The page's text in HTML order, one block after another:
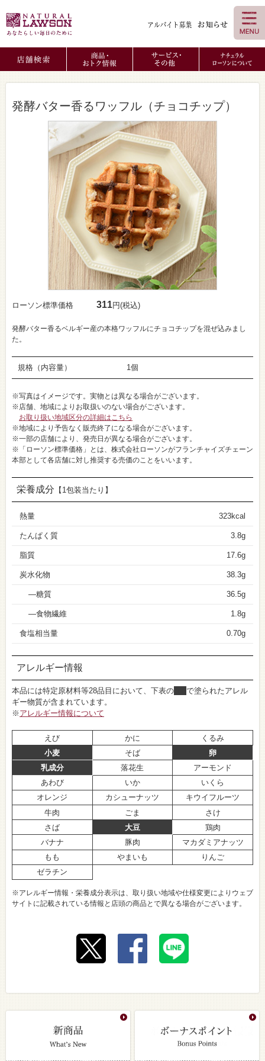
発酵バター香るワッフル（チョコチップ）
ローソン標準価格 311円(税込)
発酵バター香るベルギー産の本格ワッフルにチョコチップを混ぜ込みまし
た。
規格（内容量） 1個
※写真はイメージです。実物とは異なる場合がございます。
※店舗、地域によりお取扱いのない場合がございます。
お取り扱い地域区分の詳細はこちら
※地域により予告なく販売終了になる場合がございます。
※一部の店舗により、発売日が異なる場合がございます。
※「ローソン標準価格」とは、株式会社ローソンがフランチャイズチェーン
本部として各店舗に対し推奨する売価のことをいいます。
栄養成分 【1包装当たり】
熱量 323kcal
たんぱく質 3.8g
脂質 17.6g
炭水化物 38.3g
糖質 36.5g
食物繊維 1.8g
食塩相当量 0.70g
アレルギー情報
本品には特定原材料等28品目において、下表の
で塗られたアレル
ギー物質が含まれています。
※ アレルギー情報について
えび かに
くるみ
小麦
そば
卵
乳成分
落花生
アーモンド
あわび
いか
いくら
オレンジ
カシューナッツ
キウイフルーツ
牛肉
ごま
さけ
さば
大豆
鶏肉
バナナ
豚肉
マカダミアナッツ
もも
やまいも
りんご
ゼラチン
※アレルギー情報・栄養成分表示は、取り扱い地域や仕様変更によりウェブ
サイトに記載されている情報と店頭の商品とで異なる場合がございます。